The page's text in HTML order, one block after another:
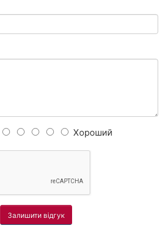
Хороший
Залишити відгук